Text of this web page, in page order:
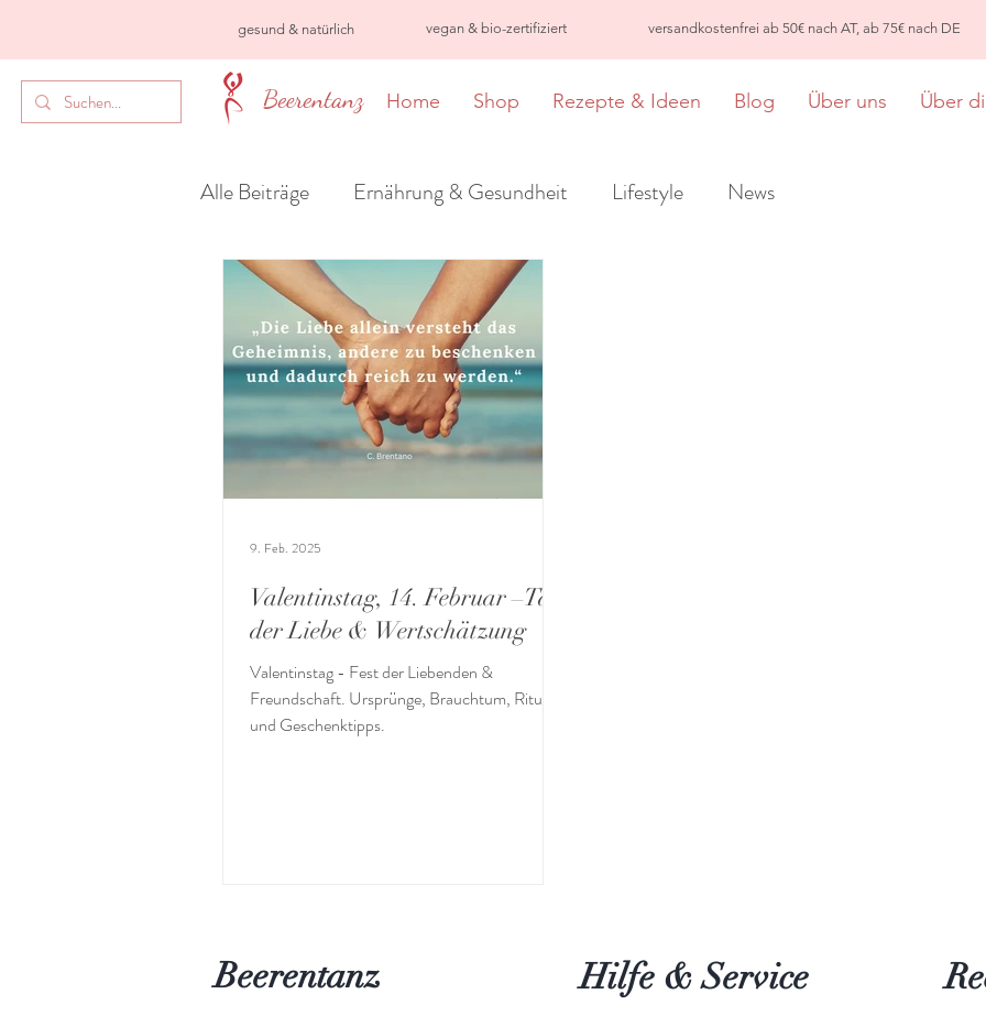
gesund & natürlich vegan & bio-zertifiziert versandkostenfrei ab 50€ nach AT, ab 75€ nach DE
Beerentanz Home Shop Rezepte & Ideen Blog Über uns Über
Alle Beiträge Ernährung & Gesundheit Lifestyle News
Valentinstag, 14. Februar –Tag
der Liebe & Wertschätzung
Valentinstag - Fest der Liebenden &
Freundschaft. Ursprünge, Brauchtum, Rituale
und Geschenktipps.
9. Feb. 2025
Beerentanz Hilfe & Service